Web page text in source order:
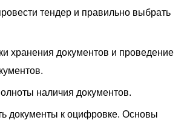
тендер и правильно выбрать
хранения документов и проведение
наличия документов.
документы к оцифровке. Основы